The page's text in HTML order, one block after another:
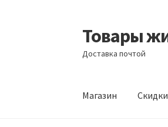
Перейти
к
навигации
Перейти
к
содержимому
Товары
Доставка почтой
Магазин Скидки